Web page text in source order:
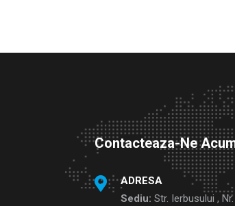
Contacteaza-Ne
ADRESA
Sediu: Str. Ierbusului ,